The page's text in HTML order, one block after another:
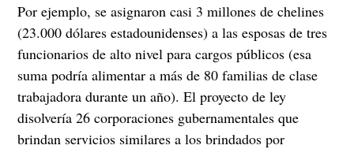
Por ejemplo, se asignaron casi 3 millones de chelines
(23.000 dólares estadounidenses) a las esposas de tres
funcionarios de alto nivel para cargos públicos (esa
suma podría alimentar a más de 80 familias de clase
trabajadora durante un año). El proyecto de ley
disolvería 26 corporaciones gubernamentales que
brindan servicios similares a los brindados por